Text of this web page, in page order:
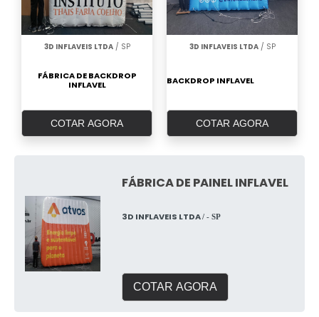
3D INFLAVEIS LTDA/ SP
FÁBRICA DE BACKDROP
INFLAVEL
COTAR AGORA
3D INFLAVEIS LTDA/ SP
BACKDROP INFLAVEL
COTAR AGORA
FÁBRICA DE PAINEL INFLAVEL
3D INFLAVEIS LTDA/ - SP
COTAR AGORA